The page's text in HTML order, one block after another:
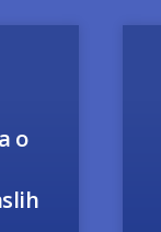
o